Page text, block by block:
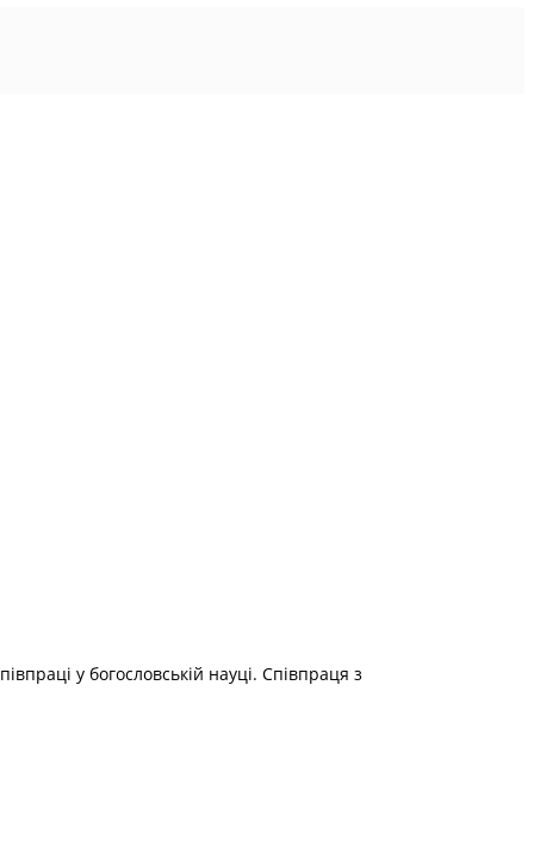
у богословській науці. Співпраця з